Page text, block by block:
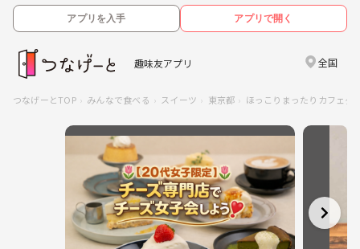
アプリを入手 アプリで開く
趣味友アプリ 全国
つなげーとTOP みんなで食べる スイーツ 東京都 ほっこりまったりカフェタ